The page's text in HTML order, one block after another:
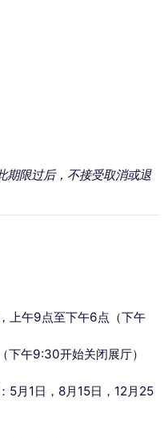
期限过后，不接受取消或退
上午9点至下午6点（下午
下午9:30开始关闭展厅）
5月1日，8月15日，12月25